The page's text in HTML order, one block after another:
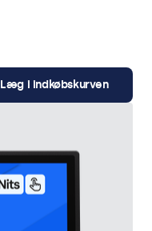
Læg i indkøbskurven